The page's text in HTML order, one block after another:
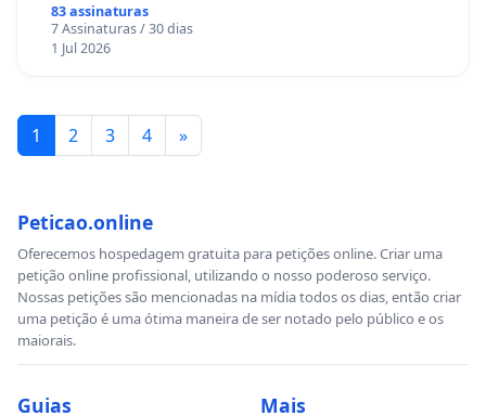
83 assinaturas
7 Assinaturas / 30 dias
1 Jul 2026
1 2 3 4 »
Peticao.online
Oferecemos hospedagem gratuita para petições online. Criar uma
petição online profissional, utilizando o nosso poderoso serviço.
Nossas petições são mencionadas na mídia todos os dias, então criar
uma petição é uma ótima maneira de ser notado pelo público e os
maiorais.
Guias Mais